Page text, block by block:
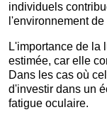
individuels
l'environnement de
L'importance de la
estimée, car elle
Dans les cas où
d'investir dans un
fatigue oculaire.